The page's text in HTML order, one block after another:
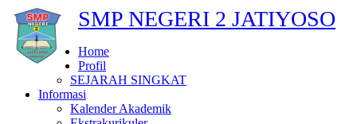
SMP NEGERI 2 JATIYOSO
Home
Profil
SEJARAH SINGKAT
Informasi
Kalender Akademik